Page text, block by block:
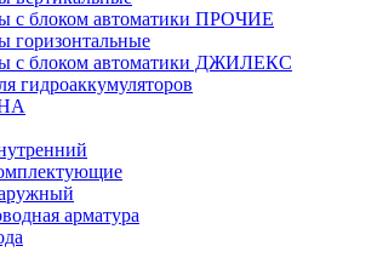
с блоком автоматики ПРОЧИЕ
горизонтальные
с блоком автоматики ДЖИЛЕКС
гидроаккумуляторов
арматура